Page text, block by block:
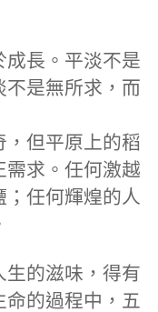
成長。平淡不是
不是無所求，而
，但平原上的稻
需求。任何激越
任何輝煌的人
生的滋味，得有
的過程中，五